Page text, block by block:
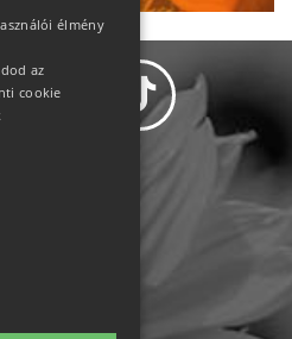
kapcsolat
élmény
az
cookie